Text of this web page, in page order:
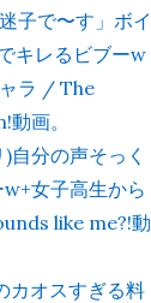
子で〜す」ボイ
キレるビブーw
ラ / The
画。
分の声そっく
女子高生から
like me?!動
カオスすぎる料